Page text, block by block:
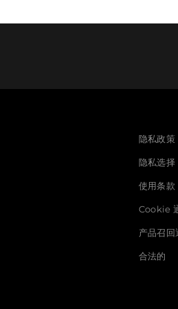
隐私政策
隐私选择
使用条款
Cookie
产品召回
合法的